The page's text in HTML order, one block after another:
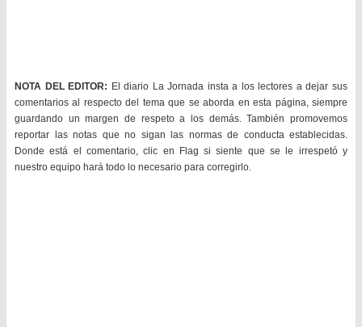
NOTA DEL EDITOR: El diario La Jornada insta a los lectores a dejar sus
comentarios al respecto del tema que se aborda en esta página, siempre
guardando un margen de respeto a los demás. También promovemos
reportar las notas que no sigan las normas de conducta establecidas.
Donde está el comentario, clic en Flag si siente que se le irrespetó y
nuestro equipo hará todo lo necesario para corregirlo.